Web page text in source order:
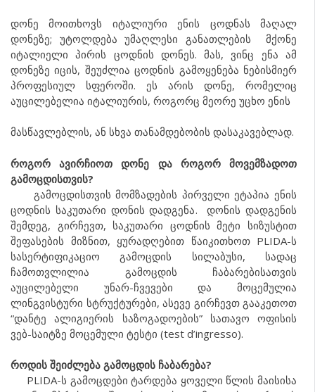
დონე მოითხოვს იტალიური ენის ცოდნას მაღალ
დონეზე; უტოლდება უმაღლესი განათლების მქონე
იტალიელი პირის ცოდნის დონეს. მას, ვინც ენა ამ
დონეზე იცის, შეუძლია ცოდნის გამოყენება ნებისმიერ
პროფესიულ სფეროში. ეს არის დონე, რომელიც
აუცილებელია იტალიურის, როგორც მეორე უცხო ენის
მასწავლებლის, ან სხვა თანამდებობის დასაკავებლად.
როგორ ავირჩიოთ დონე და როგორ მოვემზადოთ
გამოცდისთვის?
გამოცდისთვის მომზადების პირველი ეტაპია ენის
ცოდნის საკუთარი დონის დადგენა. დონის დადგენის
შემდეგ, გირჩევთ, საკუთარი ცოდნის მეტი სიზუსტით
შეფასების მიზნით, ყურადღებით წაიკითხოთ PLIDA-ს
სასერტიფიკაციო გამოცდის სილაბუსი, სადაც
ჩამოთვლილია გამოცდის ჩაბარებისათვის
აუცილებელი უნარ-ჩვევები და მოცემულია
ლინგვისტური სტრუქტურები, ასევე გირჩევთ გააკეთოთ
“დანტე ალიგიერის საზოგადოების” სათავო ოფისის
ვებ-საიტზე მოცემული ტესტი (test d’ingresso).
როდის შეიძლება გამოცდის ჩაბარება?
PLIDA-ს გამოცდები ტარდება ყოველი წლის მაისისა